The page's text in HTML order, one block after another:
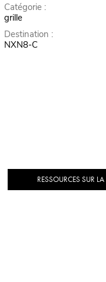
Catégorie :
grille
Destination :
NXN8-C
RESSOURCES SUR